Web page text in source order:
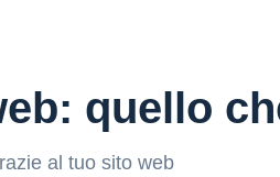
quello
al tuo sito web